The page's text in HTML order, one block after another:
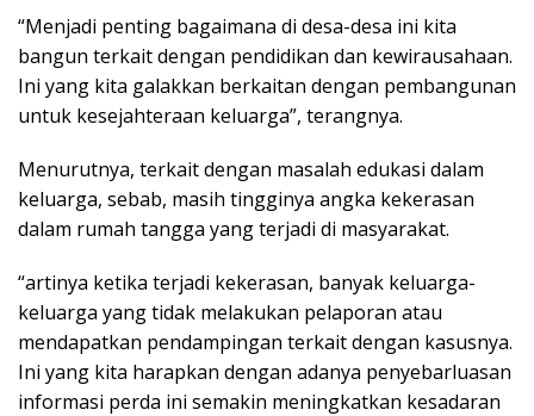
“Menjadi penting bagaimana di desa-desa ini kita
bangun terkait dengan pendidikan dan kewirausahaan.
Ini yang kita galakkan berkaitan dengan pembangunan
untuk kesejahteraan keluarga”, terangnya.
Menurutnya, terkait dengan masalah edukasi dalam
keluarga, sebab, masih tingginya angka kekerasan
dalam rumah tangga yang terjadi di masyarakat.
“artinya ketika terjadi kekerasan, banyak keluarga-
keluarga yang tidak melakukan pelaporan atau
mendapatkan pendampingan terkait dengan kasusnya.
Ini yang kita harapkan dengan adanya penyebarluasan
informasi perda ini semakin meningkatkan kesadaran